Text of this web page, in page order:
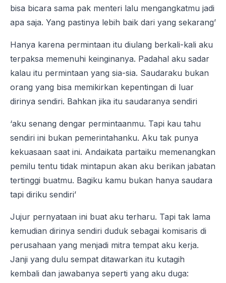
bisa bicara sama pak menteri lalu mengangkatmu jadi
apa saja. Yang pastinya lebih baik dari yang sekarang’
Hanya karena permintaan itu diulang berkali-kali aku
terpaksa memenuhi keinginanya. Padahal aku sadar
kalau itu permintaan yang sia-sia. Saudaraku bukan
orang yang bisa memikirkan kepentingan di luar
dirinya sendiri. Bahkan jika itu saudaranya sendiri
‘aku senang dengar permintaanmu. Tapi kau tahu
sendiri ini bukan pemerintahanku. Aku tak punya
kekuasaan saat ini. Andaikata partaiku memenangkan
pemilu tentu tidak mintapun akan aku berikan jabatan
tertinggi buatmu. Bagiku kamu bukan hanya saudara
tapi diriku sendiri’
Jujur pernyataan ini buat aku terharu. Tapi tak lama
kemudian dirinya sendiri duduk sebagai komisaris di
perusahaan yang menjadi mitra tempat aku kerja.
Janji yang dulu sempat ditawarkan itu kutagih
kembali dan jawabanya seperti yang aku duga: